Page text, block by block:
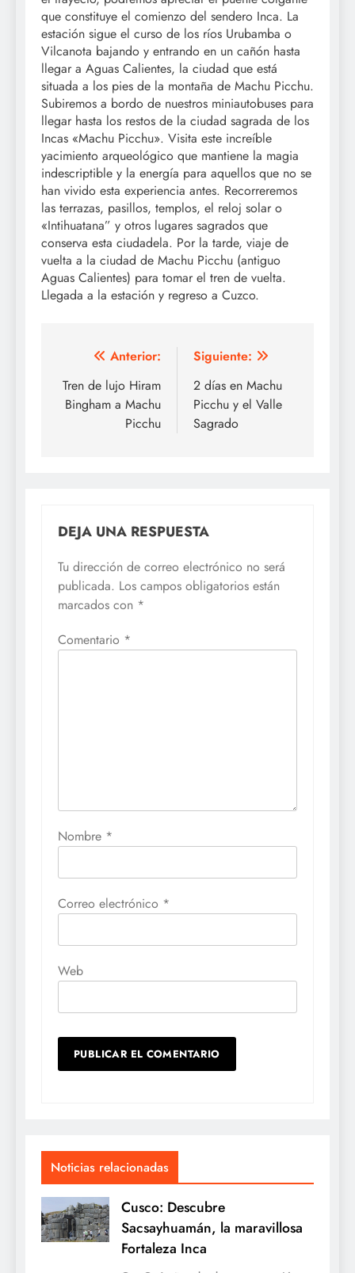
que constituye el comienzo del sendero Inca. La
estación sigue el curso de los ríos Urubamba o
Vilcanota bajando y entrando en un cañón hasta
llegar a Aguas Calientes, la ciudad que está
situada a los pies de la montaña de Machu Picchu.
Subiremos a bordo de nuestros miniautobuses para
llegar hasta los restos de la ciudad sagrada de los
Incas «Machu Picchu». Visita este increíble
yacimiento arqueológico que mantiene la magia
indescriptible y la energía para aquellos que no se
han vivido esta experiencia antes. Recorreremos
las terrazas, pasillos, templos, el reloj solar o
«Intihuatana” y otros lugares sagrados que
conserva esta ciudadela. Por la tarde, viaje de
vuelta a la ciudad de Machu Picchu (antiguo
Aguas Calientes) para tomar el tren de vuelta.
Llegada a la estación y regreso a Cuzco.
Navegación
de
entradas
Anterior:
Tren de lujo Hiram
Bingham a Machu
Picchu
Siguiente:
2 días en Machu
Picchu y el Valle
Sagrado
DEJA UNA RESPUESTA
Tu dirección de correo electrónico no será
publicada. Los campos obligatorios están
marcados con *
Comentario *
Nombre *
Correo electrónico *
Web
Noticias relacionadas
Cusco: Descubre
Sacsayhuamán, la maravillosa
Fortaleza Inca